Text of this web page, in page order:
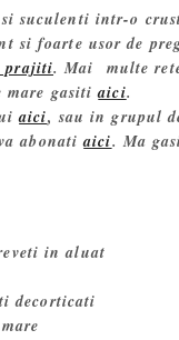
suculenti intr-o
si foarte usor de
prajiti. Mai multe
mare gasitiaici.
aici, sau in grupul
abonatiaici. Ma
in aluat
decorticati